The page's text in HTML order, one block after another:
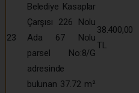
23
Belediye Kasaplar
Çarşısı 226 Nolu
Ada 67 Nolu
parsel No:8/G
adresinde
bulunan 37.72 m²
38.400,00
TL